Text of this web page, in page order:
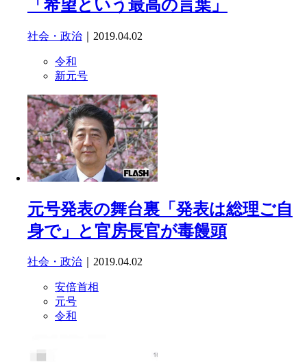
「希望という最高の言葉」
社会・政治 ｜2019.04.02
令和
新元号
元号発表の舞台裏「発表は総理ご自
身で」と官房長官が毒饅頭
社会・政治 ｜2019.04.02
安倍首相
元号
令和